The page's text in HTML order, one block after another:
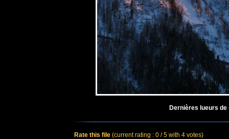
Dernières lueurs
Rate this file (current rating : 0 / 5 with 4 votes)